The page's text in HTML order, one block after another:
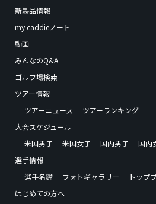
新製品情報
my caddieノート
動画
みんなのQ&A
ゴルフ場検索
ツアー情報
ツアーニュース
ツアーランキング
大会スケジュール
米国男子
米国女子 国内男子
国内
選手情報
選手名鑑
フォトギャラリー
トップ
はじめての方へ